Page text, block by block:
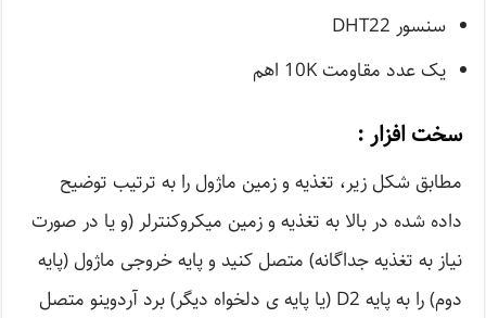
سنسور DHT22
یک عدد مقاومت 10K اهم
سخت افزار :
مطابق شکل زیر، تغذیه و زمین ماژول را به ترتیب توضیح
داده شده در بالا به تغذیه و زمین میکروکنترلر (و یا در صورت
نیاز به تغذیه جداگانه) متصل کنید و پایه خروجی ماژول (پایه
دوم) را به پایه D2 (یا پایه ی دلخواه دیگر) برد آردوینو متصل